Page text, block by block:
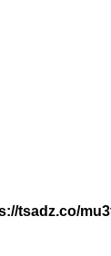
tsadz.co/